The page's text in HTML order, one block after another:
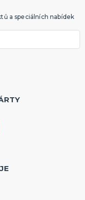
a speciálních nabídek